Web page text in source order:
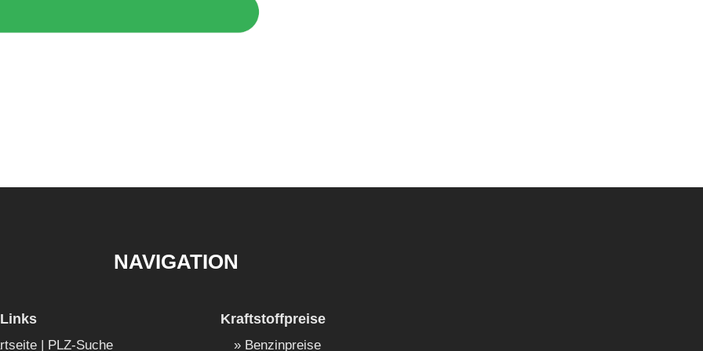
NAVIGATION
| PLZ-Suche
Kraftstoffpreise
Benzinpreise